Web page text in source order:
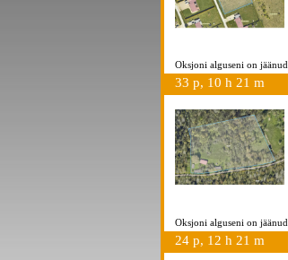
Oksjoni alguseni on jäänud
33 p, 10 h 21 m
Oksjoni alguseni on jäänud
24 p, 12 h 21 m